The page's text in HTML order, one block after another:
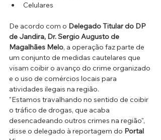
Celulares
De acordo com o Delegado Titular do DP
de Jandira, Dr. Sergio Augusto de
Magalhães Melo, a operação faz parte de
um conjunto de medidas cautelares que
visam coibir o avanço do crime organizado
e o uso de comércios locais para
atividades ilegais na região.
"Estamos travalhando no sentido de coibir
o tráfico de drogas, que acaba
desencadeando outros crimes na região",
disse o delegado à reportagem do Portal